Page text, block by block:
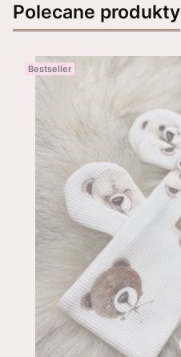
Polecane produkty
Bestseller